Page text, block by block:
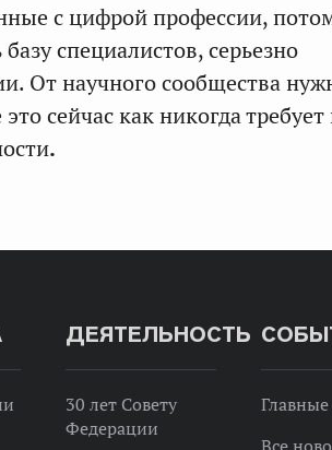
с цифрой профессии,
специалистов, серьезно
От научного сообщества
сейчас как никогда
.
ДЕЯТЕЛЬНОСТЬ
30 лет Совету
Федерации
Все